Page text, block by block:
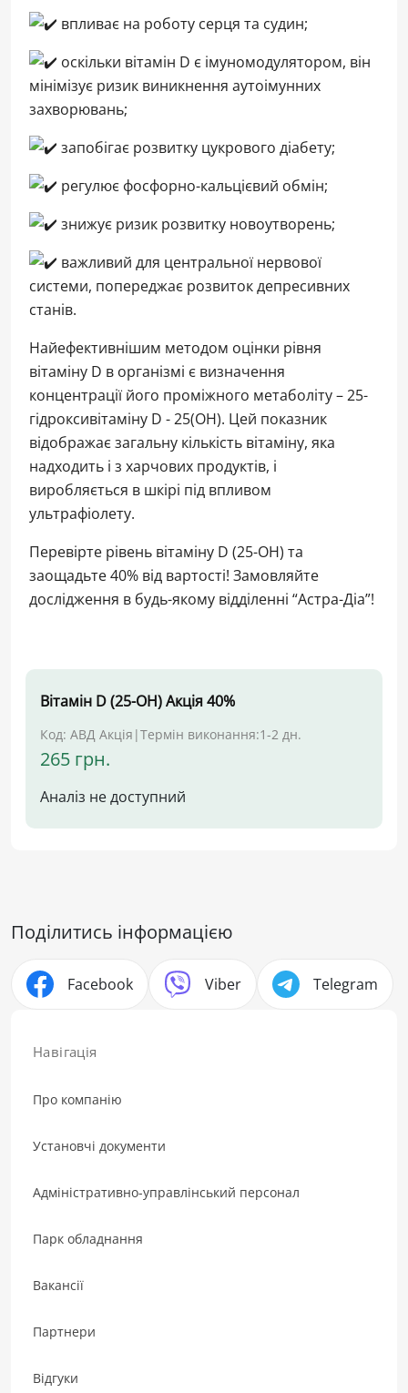
Навігація
Про компанію
Установчі документи
Адміністративно-управлінський персонал
Парк обладнання
Вакансії
Партнери
Відгуки
впливає на роботу серця та судин;
оскільки вітамін D є імуномодулятором, він
мінімізує ризик виникнення аутоімунних
захворювань;
запобігає розвитку цукрового діабету;
регулює фосфорно-кальцієвий обмін;
знижує ризик розвитку новоутворень;
важливий для центральної нервової
системи, попереджає розвиток депресивних
станів.
Найефективнішим методом оцінки рівня
вітаміну D в організмі є визначення
концентрації його проміжного метаболіту – 25-
гідроксивітаміну D - 25(OH). Цей показник
відображає загальну кількість вітаміну, яка
надходить і з харчових продуктів, і
виробляється в шкірі під впливом
ультрафіолету.
Перевірте рівень вітаміну D (25-ОН) та
заощадьте 40% від вартості! Замовляйте
дослідження в будь-якому відділенні “Астра-Діа”!
Вітамін D (25-ОН) Акція 40%
Код: АВД Акція |Термін виконання:1-2 дн.
265 грн.
Аналіз не доступний
Поділитись інформацією
Facebook Viber Telegram